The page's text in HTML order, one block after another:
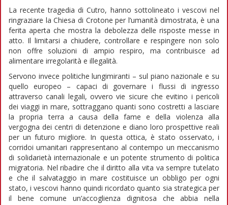
La recente tragedia di Cutro, hanno sottolineato i vescovi nel
ringraziare la Chiesa di Crotone per l’umanità dimostrata, è una
ferita aperta che mostra la debolezza delle risposte messe in
atto. Il limitarsi a chiudere, controllare e respingere non solo
non offre soluzioni di ampio respiro, ma contribuisce ad
alimentare irregolarità e illegalità.
Servono invece politiche lungimiranti – sul piano nazionale e su
quello europeo – capaci di governare i flussi di ingresso
attraverso canali legali, ovvero vie sicure che evitino i pericoli
dei viaggi in mare, sottraggano quanti sono costretti a lasciare
la propria terra a causa della fame e della violenza alla
vergogna dei centri di detenzione e diano loro prospettive reali
per un futuro migliore. In questa ottica, è stato osservato, i
corridoi umanitari rappresentano al contempo un meccanismo
di solidarietà internazionale e un potente strumento di politica
migratoria. Nel ribadire che il diritto alla vita va sempre tutelato
e che il salvataggio in mare costituisce un obbligo per ogni
stato, i vescovi hanno quindi ricordato quanto sia strategica per
il bene comune un’accoglienza dignitosa che abbia nella